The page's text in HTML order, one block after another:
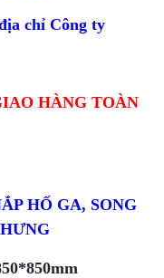
chỉ Công ty
HÀNG TOÀN
HỐ GA, SONG